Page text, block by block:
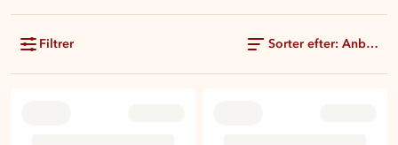
Filtrer Sorter efter: